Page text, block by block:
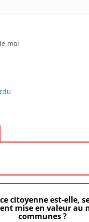
moi
citoyenne est-elle,
mise en valeur au
communes ?